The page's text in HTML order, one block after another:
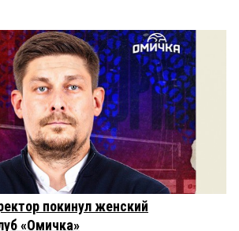
покинул женский
«Омичка»